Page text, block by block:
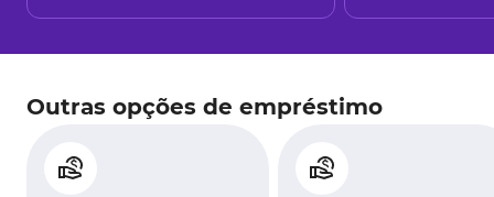
Outras opções de empréstimo